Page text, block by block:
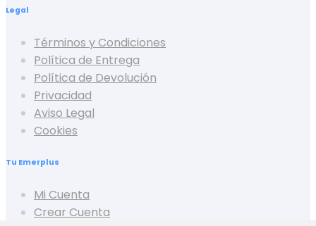
Legal
Términos y Condiciones
Política de Entrega
Política de Devolución
Privacidad
Aviso Legal
Cookies
Tu Emerplus
Mi Cuenta
Crear Cuenta